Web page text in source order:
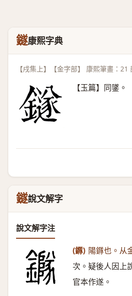
鐩康熙字典
【戌集上】【金字部】 康熙筆畫：21
【玉篇】同鐆。
鐩說文解字
說文解字注
(䥙) 陽䥙也。从
次。疑後人因上
官本作遂。